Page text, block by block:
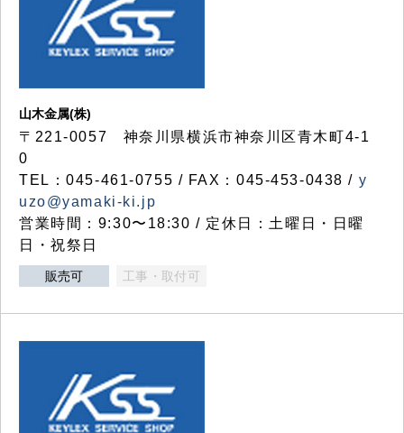
山木金属(株)
〒221-0057 神奈川県横浜市神奈川区青木町4-1
0
TEL：045-461-0755 / FAX：045-453-0438 / y
uzo@yamaki-ki.jp
営業時間：9:30〜18:30 / 定休日：土曜日・日曜
日・祝祭日
販売可 工事・取付可